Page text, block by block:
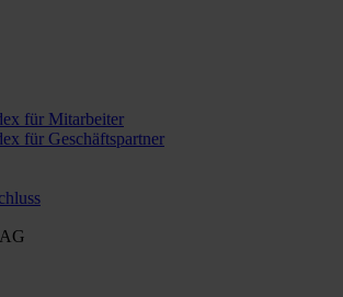
für Mitarbeiter
für Geschäftspartner